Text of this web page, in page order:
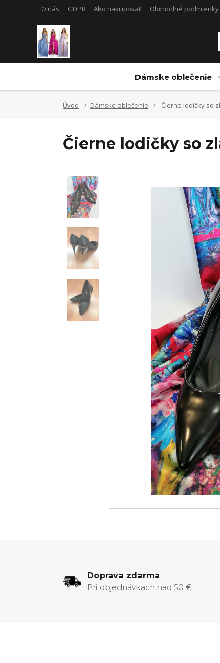
O nás GDPR Ako nakupovať Obchodné podmienky
Dámske oblečenie
Úvod Dámske oblečenie Čierne lodičky so
Čierne lodičky so
Doprava zdarma
Pri objednávkach nad 50 €